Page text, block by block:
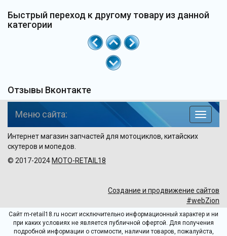
Быстрый переход к другому товару из данной
категории
Отзывы Вконтакте
по
Меню сайта:
Интернет магазин запчастей для мотоциклов, китайских
скутеров и мопедов.
© 2017-2024 MOTO-RETAIL18
Создание и продвижение сайтов
#webZion
Сайт m-retail18.ru носит исключительно информационный характер и ни
при каких условиях не является публичной офертой. Для получения
подробной информации о стоимости, наличии товаров, пожалуйста,